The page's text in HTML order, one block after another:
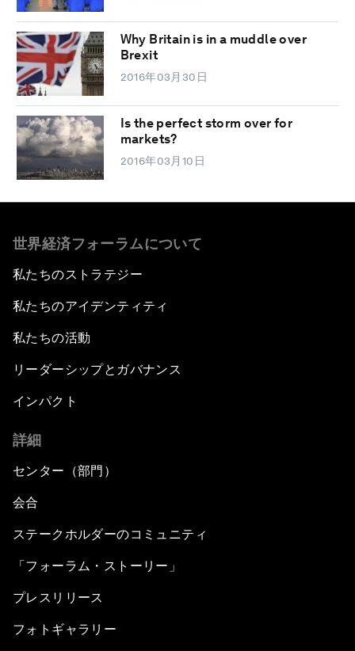
Why Britain is in a muddle over
Brexit
2016年03月30日
Is the perfect storm over for
markets?
2016年03月10日
世界経済フォーラムについて
私たちのストラテジー
私たちのアイデンティティ
私たちの活動
リーダーシップとガバナンス
インパクト
詳細
センター（部門）
会合
ステークホルダーのコミュニティ
「フォーラム・ストーリー」
プレスリリース
フォトギャラリー